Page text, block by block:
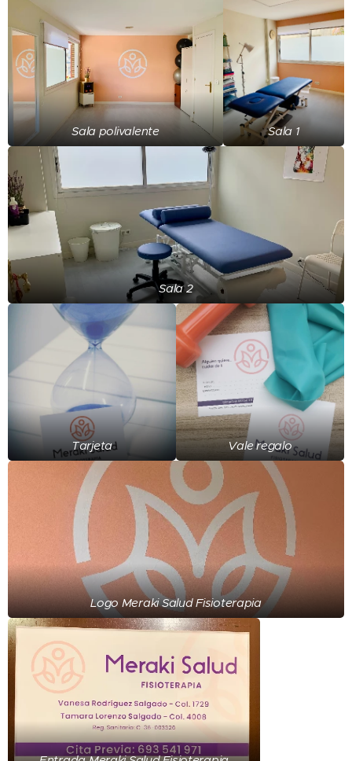
Sala polivalente Sala 1
Sala 2
Tarjeta Vale regalo
Logo Meraki Salud Fisioterapia